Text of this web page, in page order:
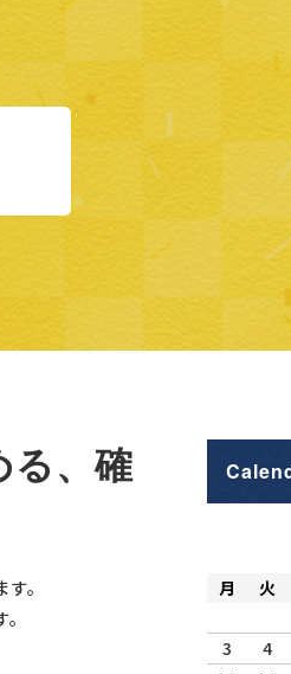
る、確
。
月 火
3
4